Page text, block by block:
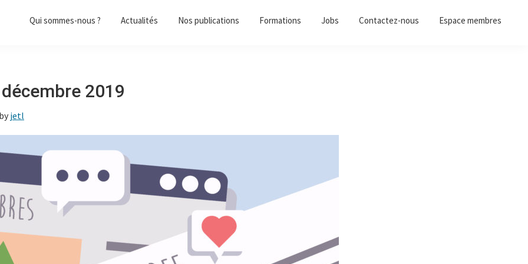
Qui sommes-nous ? Actualités Nos publications Formations Jobs Contactez-nous Espace membres
2019
by jetl